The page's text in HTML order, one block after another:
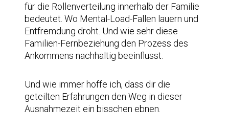
für die Rollenverteilung innerhalb der Familie
bedeutet. Wo Mental-Load-Fallen lauern und
Entfremdung droht. Und wie sehr diese
Familien-Fernbeziehung den Prozess des
Ankommens nachhaltig beeinflusst.
Und wie immer hoffe ich, dass dir die
geteilten Erfahrungen den Weg in dieser
Ausnahmezeit ein bisschen ebnen.